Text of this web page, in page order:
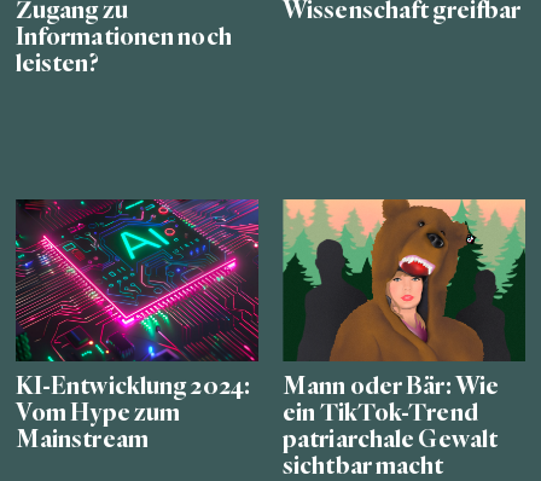
Zugang zu
Informationen noch
leisten?
Wissenschaft greifbar
KI-Entwicklung 2024:
Vom Hype zum
Mainstream
Mann oder Bär: Wie
ein TikTok-Trend
patriarchale Gewalt
sichtbar macht